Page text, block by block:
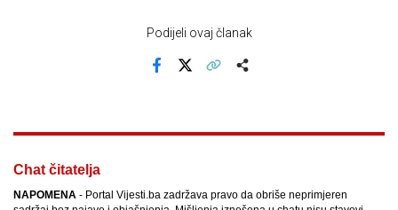
Podijeli ovaj članak
Chat čitatelja
NAPOMENA - Portal Vijesti.ba zadržava pravo da obriše neprimjeren